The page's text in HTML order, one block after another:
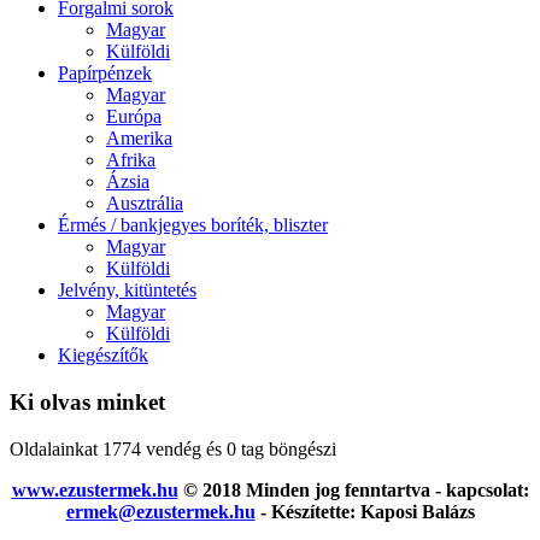
Forgalmi sorok
Magyar
Külföldi
Papírpénzek
Magyar
Európa
Amerika
Afrika
Ázsia
Ausztrália
Érmés / bankjegyes boríték, bliszter
Magyar
Külföldi
Jelvény, kitüntetés
Magyar
Külföldi
Kiegészítők
Ki olvas minket
Oldalainkat 1774 vendég és 0 tag böngészi
www.ezustermek.hu © 2018 Minden jog fenntartva - kapcsolat:
ermek@ezustermek.hu - Készítette: Kaposi Balázs